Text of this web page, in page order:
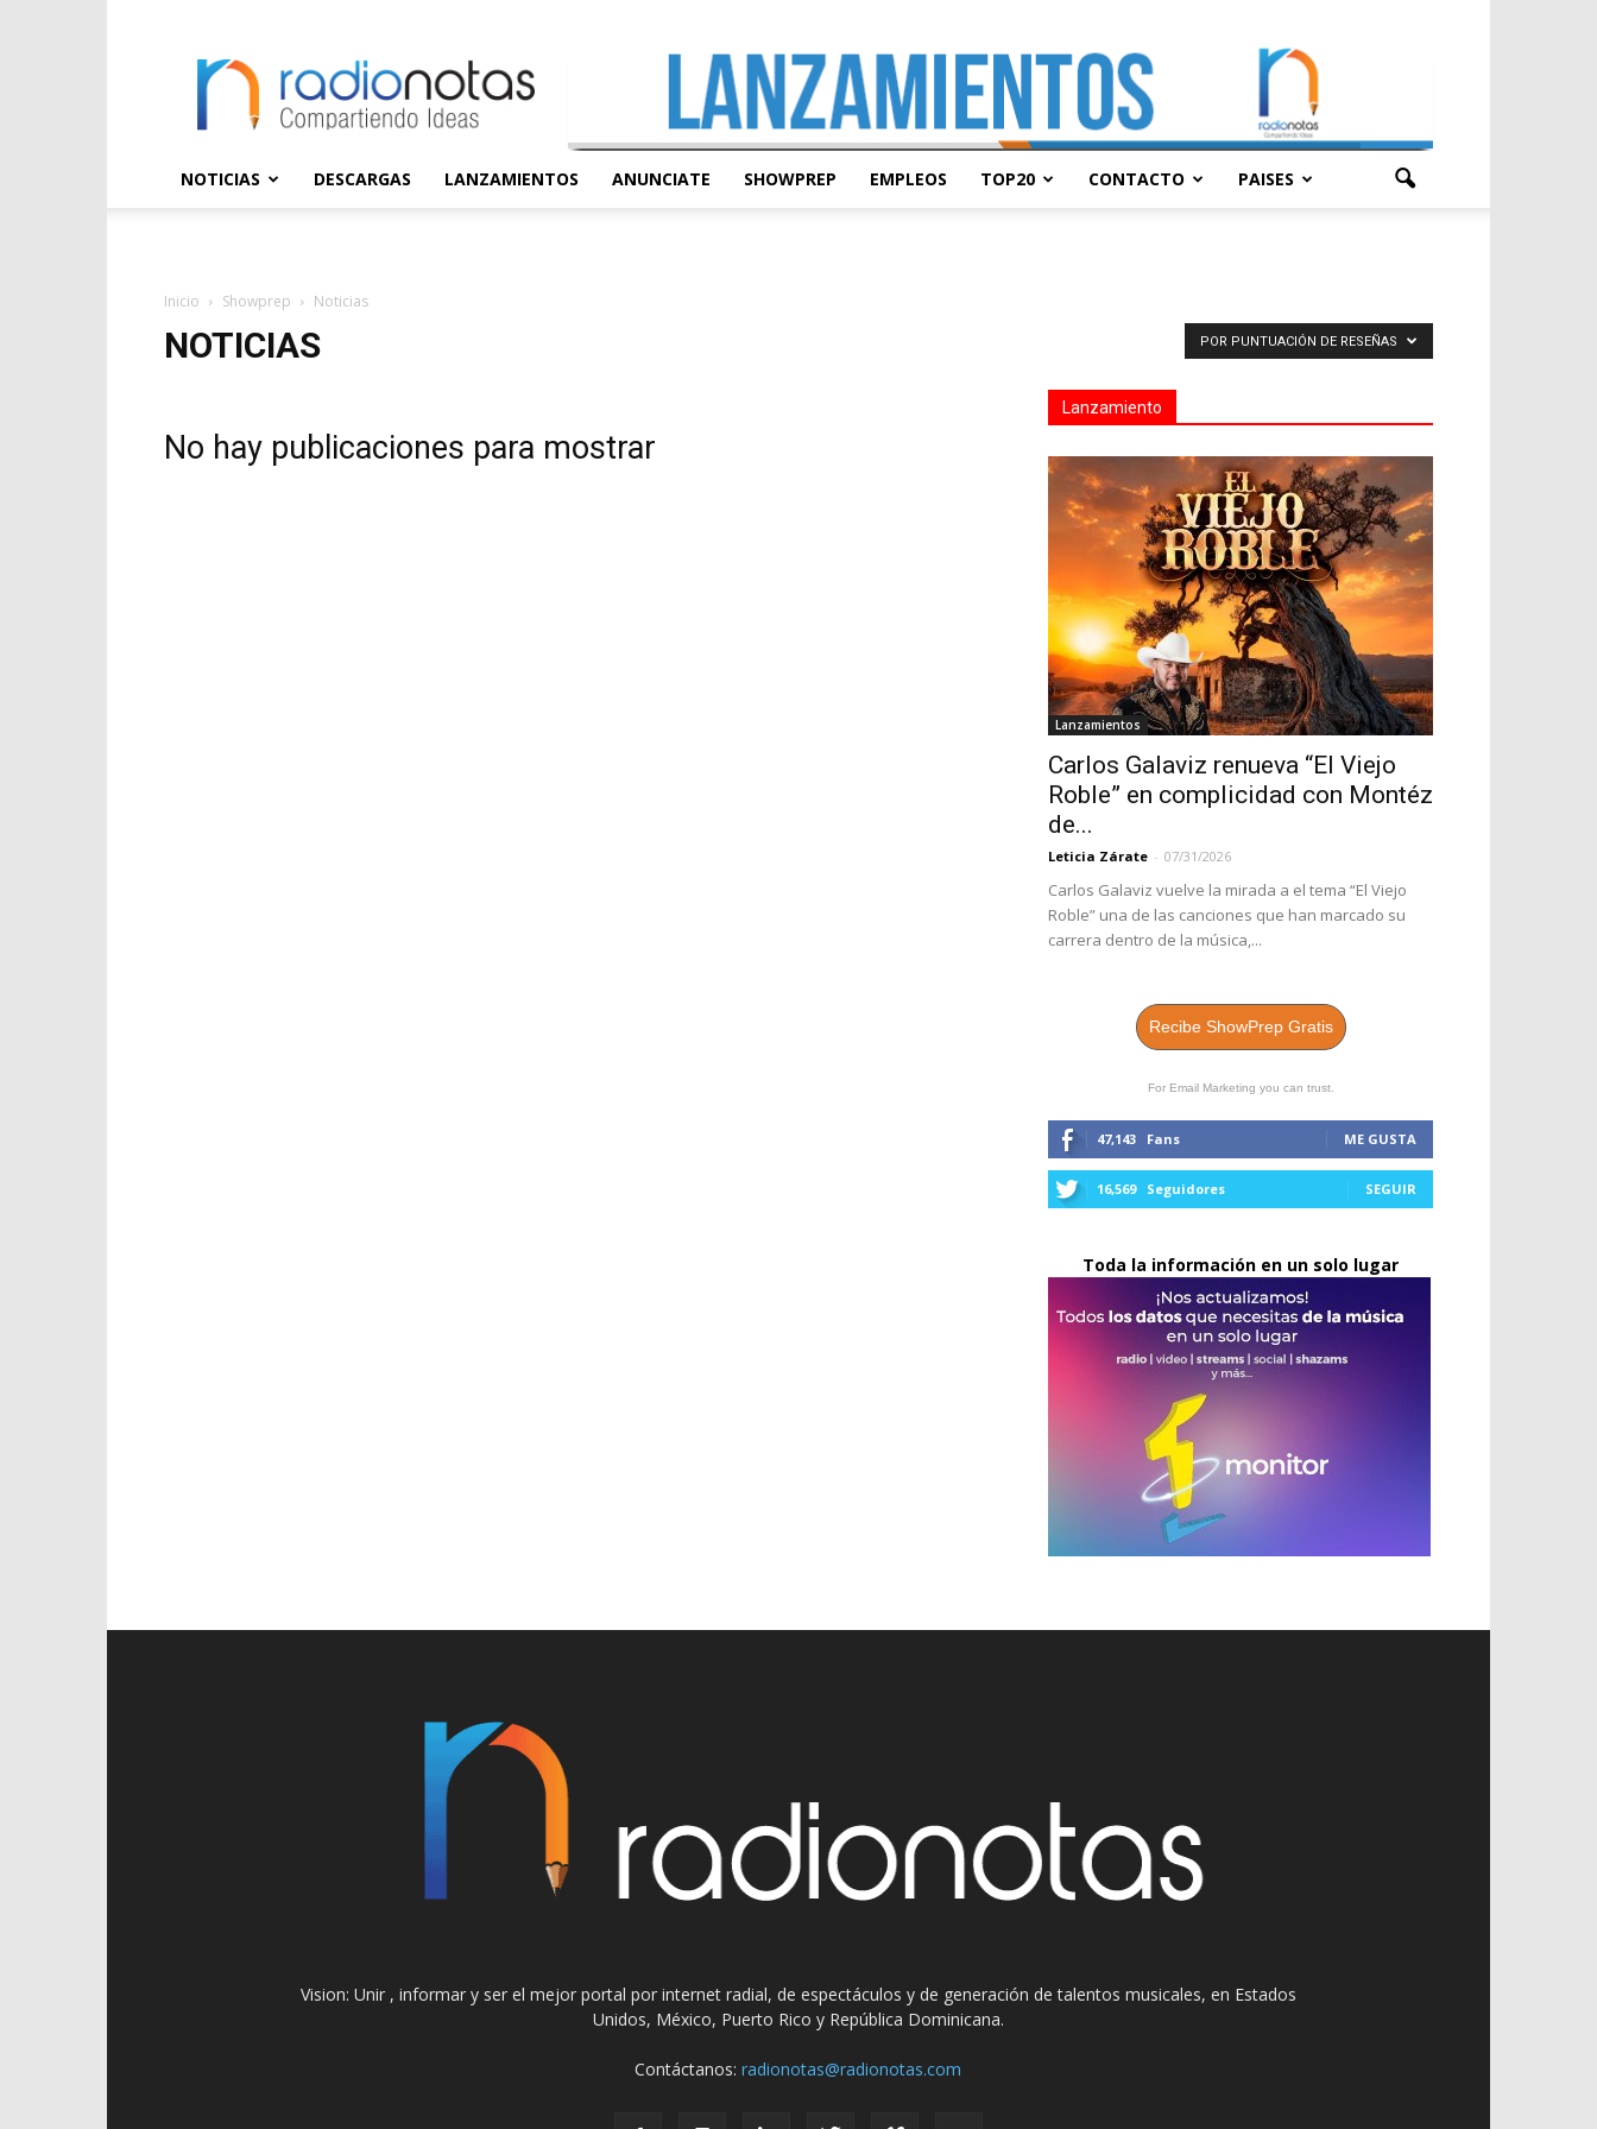
NOTICIAS DESCARGAS LANZAMIENTOS ANUNCIATE SHOWPREP EMPLEOS TOP20 CONTACTO PAISES
Inicio Showprep Noticias
NOTICIAS POR PUNTUACIÓN DE RESEÑAS
No hay publicaciones para mostrar
Lanzamiento
Lanzamientos
Carlos Galaviz renueva “El Viejo
Roble” en complicidad con Montéz
de...
Leticia Zárate - 07/31/2026
Carlos Galaviz vuelve la mirada a el tema “El Viejo
Roble” una de las canciones que han marcado su
carrera dentro de la música,...
Recibe ShowPrep Gratis
For Email Marketing you can trust.
47,143 Fans ME GUSTA
16,569 Seguidores SEGUIR
Toda la información en un solo lugar
Vision: Unir , informar y ser el mejor portal por internet radial, de espectáculos y de generación de talentos musicales, en Estados
Unidos, México, Puerto Rico y República Dominicana.
Contáctanos:radionotas@radionotas.com